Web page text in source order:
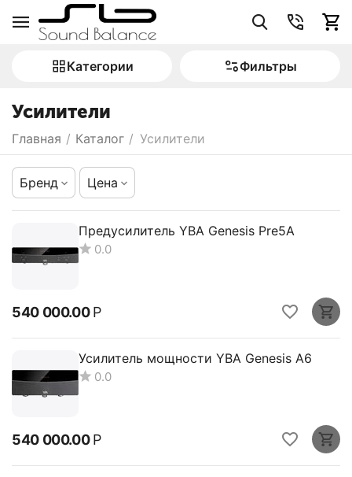
Категории Фильтры
Усилители
Главная / Каталог / Усилители
Бренд Цена
Предусилитель YBA Genesis Pre5A
0.0
540 000.00 Р
Усилитель мощности YBA Genesis A6
0.0
540 000.00 Р